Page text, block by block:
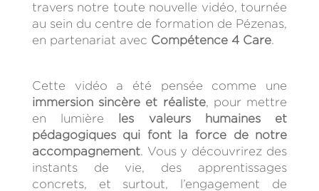
travers notre toute nouvelle vidéo, tournée
au sein du centre de formation de Pézenas,
en partenariat avec Compétence 4 Care.
Cette vidéo a été pensée comme une
immersion sincère et réaliste, pour mettre
en lumière
les valeurs humaines et
pédagogiques qui font la force de notre
accompagnement. Vous y découvrirez des
instants de vie, des apprentissages
concrets, et surtout, l’engagement de